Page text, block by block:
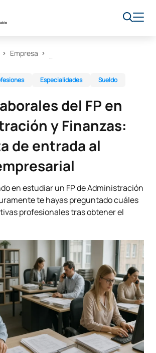
Empresa
Especialidades Sueldo
del FP en
y Finanzas:
de entrada al
en estudiar un FP de Administración
te hayas preguntado cuáles
profesionales tras obtener el